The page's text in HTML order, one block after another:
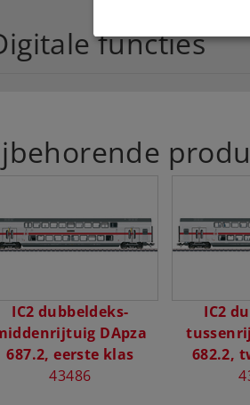
functies
IC2 dubbeldeks-
DApza
687.2, eerste klas
43486
IC2
682.2,